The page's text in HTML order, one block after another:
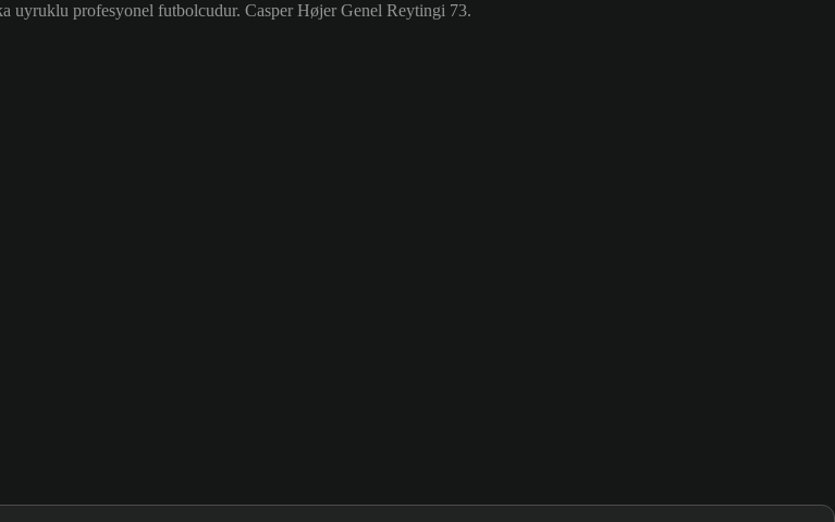
uyruklu profesyonel futbolcudur. Casper Højer Genel Reytingi 73.